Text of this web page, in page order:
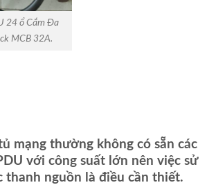
24 ổ Cắm Đa
MCB 32A.
mạng thường không có sẵn các
với công suất lớn nên việc sử
thanh nguồn là điều cần thiết.